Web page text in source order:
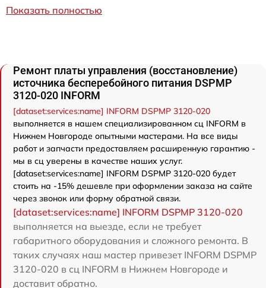
Показать полностью
Ремонт платы управления (восстановление)
источника бесперебойного питания DSPMP
3120-020 INFORM
[dataset:services:name] INFORM DSPMP 3120-020
выполняется в нашем специализированном сц INFORM в
Нижнем Новгороде опытными мастерами. На все виды
работ и запчасти предоставляем расширенную гарантию -
мы в сц уверены в качестве наших услуг.
[dataset:services:name] INFORM DSPMP 3120-020 будет
стоить на -15% дешевле при оформлении заказа на сайте
через звонок или форму обратной связи.
[dataset:services:name] INFORM DSPMP 3120-020
выполняется на выезде, если не требует
габаритного оборудования и сложного ремонта. В
таких случаях наш мастер привезет INFORM DSPMP
3120-020 в сц INFORM в Нижнем Новгороде и
доставит обратно.